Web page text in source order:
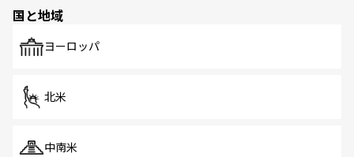
で、ホーカーズは地元の風情を楽しめる外せないスポット
国と地域
ヨーロッパ
北米
中南米